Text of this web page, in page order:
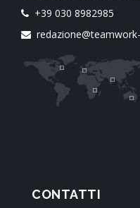
+39 030 8982985
CONTATTI